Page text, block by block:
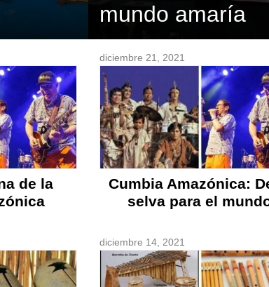
mundo amaría
de la
diciembre 21, 2021
Cumbia Amazónica:
selva para el
diciembre 14, 2021